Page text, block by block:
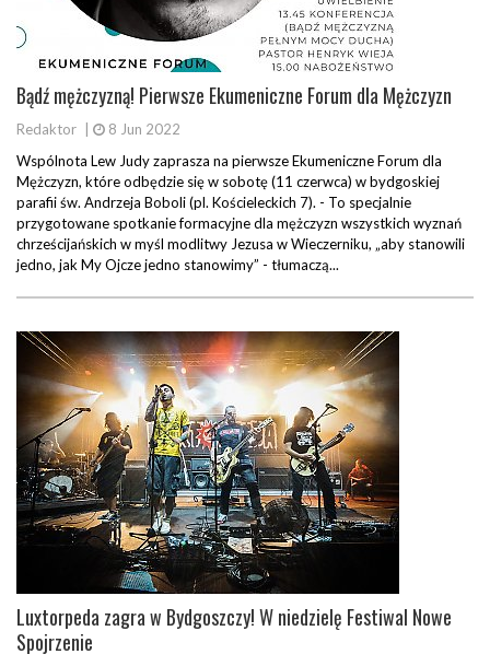
Bądź mężczyzną! Pierwsze Ekumeniczne Forum dla Mężczyzn
Redaktor
8 Jun 2022
Wspólnota Lew Judy zaprasza na pierwsze Ekumeniczne Forum dla
Mężczyzn, które odbędzie się w sobotę (11 czerwca) w bydgoskiej
parafii św. Andrzeja Boboli (pl. Kościeleckich 7). - To specjalnie
przygotowane spotkanie formacyjne dla mężczyzn wszystkich wyznań
chrześcijańskich w myśl modlitwy Jezusa w Wieczerniku, „aby stanowili
jedno, jak My Ojcze jedno stanowimy” - tłumaczą...
Luxtorpeda zagra w Bydgoszczy! W niedzielę Festiwal Nowe
Spojrzenie